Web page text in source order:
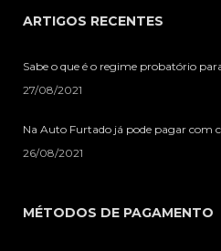
ARTIGOS RECENTES
Sabe o que é o regime probatório
27/08/2021
Na Auto Furtado já pode pagar com
26/08/2021
MÉTODOS DE PAGAMENTO